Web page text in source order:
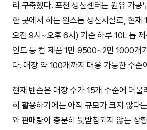
리 구축했다. 포천 생산센터는 원유 가공
한 곳에서 하는 원스톱 생산시설로, 현재
오전 9시~오후 6시) 기준 하루 10L 톱
인트 등 컵 제품 1만 9500~2만 1000개
다. 매장 약 100개까지 대응 가능한 수준
현재 벤슨은 매장 수가 15개 수준에 머물
히 활용하기에는 아직 규모가 크지 않다
와 판매량이 충분히 뒷받침되지 않는 상